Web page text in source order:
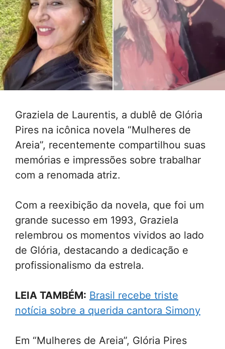
Graziela de Laurentis, a dublê de Glória
Pires na icônica novela “Mulheres de
Areia”, recentemente compartilhou suas
memórias e impressões sobre trabalhar
com a renomada atriz.
Com a reexibição da novela, que foi um
grande sucesso em 1993, Graziela
relembrou os momentos vividos ao lado
de Glória, destacando a dedicação e
profissionalismo da estrela.
LEIA TAMBÉM: Brasil recebe triste
notícia sobre a querida cantora Simony
Em “Mulheres de Areia”, Glória Pires